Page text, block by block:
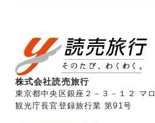
株式会社読売旅行
東京都中央区銀座２－３－１２ マ
観光庁長官登録旅行業 第91号